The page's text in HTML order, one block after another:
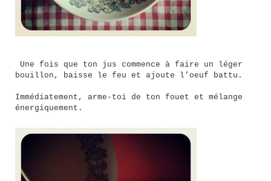
Une fois que ton jus commence à faire un léger
bouillon, baisse le feu et ajoute l’oeuf battu.
Immédiatement, arme-toi de ton fouet et mélange
énergiquement.